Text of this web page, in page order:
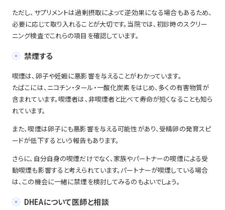
ただし、サプリメントは過剰摂取によって逆効果になる場合もあるため、
必要に応じて取り入れることが大切です。当院では、初診時のスクリー
ニング検査でこれらの項目を確認しています。
禁煙する
喫煙は、卵子や妊娠に悪影響を与えることがわかっています。
たばこには、ニコチン・タール・一酸化炭素をはじめ、多くの有害物質が
含まれています。喫煙者は、非喫煙者と比べて寿命が短くなることも知ら
れています。
また、喫煙は卵子にも悪影響を与える可能性があり、受精卵の発育スピ
ードが低下するという報告もあります。
さらに、自分自身の喫煙だけでなく、家族やパートナーの喫煙による受
動喫煙も影響すると考えられています。パートナーが喫煙している場合
は、この機会に一緒に禁煙を検討してみるのもよいでしょう。
DHEAについて医師と相談